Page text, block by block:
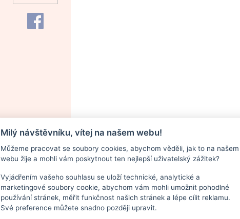
Kontakt
Milý návštěvníku, vítej na našem webu!
Můžeme pracovat se soubory cookies, abychom věděli, jak to na našem
webu žije a mohli vám poskytnout ten nejlepší uživatelský zážitek?
Vyjádřením vašeho souhlasu se uloží technické, analytické a
marketingové soubory cookie, abychom vám mohli umožnit pohodlné
používání stránek, měřit funkčnost našich stránek a lépe cílit reklamu.
Své preference můžete snadno později upravit.